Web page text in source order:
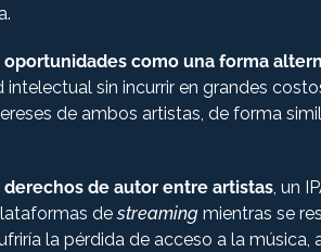
oportunidades como una forma
sin incurrir en grandes
de ambos artistas, de forma
de autor entre artistas, un
destreaming mientras se
la pérdida de acceso a la música,